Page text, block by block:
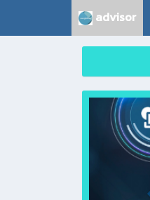
advisor